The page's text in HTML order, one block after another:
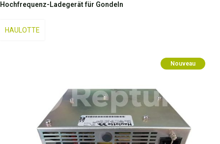
Hochfrequenz-Ladegerät für Gondeln
HAULOTTE
Nouveau